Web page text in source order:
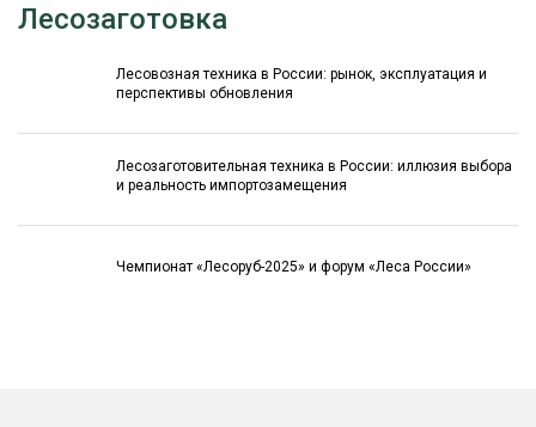
Лесозаготовка
Лесовозная техника в России: рынок, эксплуатация и
перспективы обновления
Лесозаготовительная техника в России: иллюзия выбора
и реальность импортозамещения
Чемпионат «Лесоруб-2025» и форум «Леса России»